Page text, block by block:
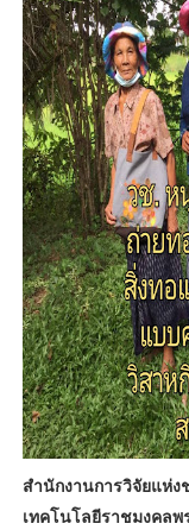
สำนักงานการวิจัยแห่
เทคโนโลยีราชมงคล